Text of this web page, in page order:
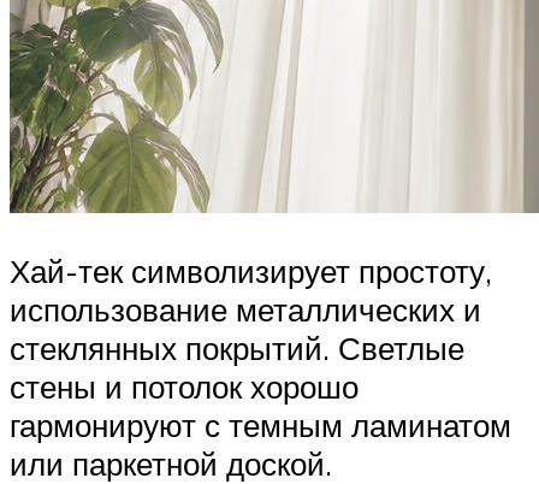
Хай-тек символизирует простоту,
использование металлических и
стеклянных покрытий. Светлые
стены и потолок хорошо
гармонируют с темным ламинатом
или паркетной доской.